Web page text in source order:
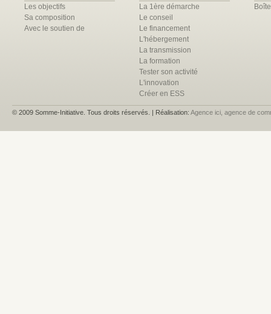
Les objectifs
Sa composition
Avec le soutien de
La 1ère démarche
Le conseil
Le financement
L'hébergement
La transmission
La formation
Tester son activité
L'innovation
Créer en ESS
© 2009 Somme-Initiative. Tous droits réservés. | Réalisation: Agence ici, agence de